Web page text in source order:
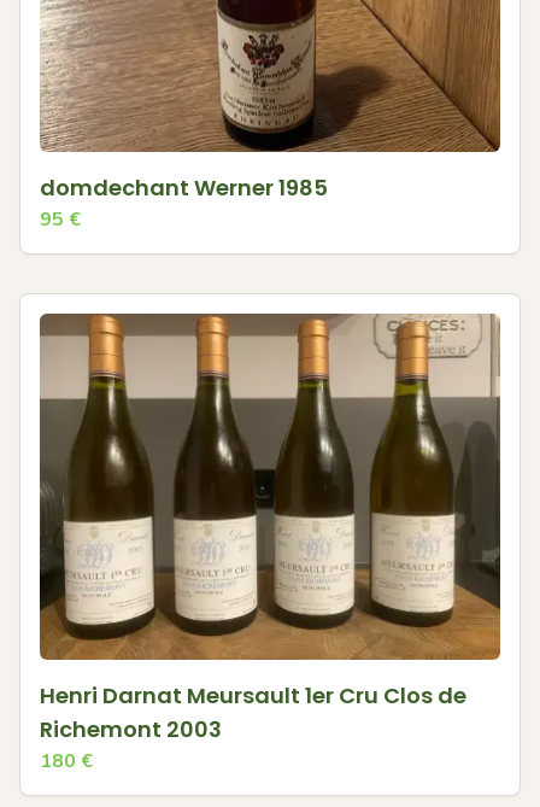
domdechant Werner 1985
95 €
Henri Darnat Meursault 1er Cru Clos de
Richemont 2003
180 €